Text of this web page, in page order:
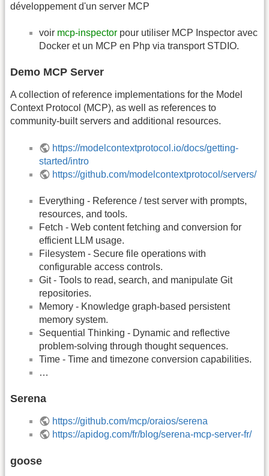
développement d'un server MCP
voir mcp-inspector pour utiliser MCP Inspector avec
Docker et un MCP en Php via transport STDIO.
Demo MCP Server
A collection of reference implementations for the Model
Context Protocol (MCP), as well as references to
community-built servers and additional resources.
https://modelcontextprotocol.io/docs/getting-
started/intro
https://github.com/modelcontextprotocol/servers/
Everything - Reference / test server with prompts,
resources, and tools.
Fetch - Web content fetching and conversion for
efficient LLM usage.
Filesystem - Secure file operations with
configurable access controls.
Git - Tools to read, search, and manipulate Git
repositories.
Memory - Knowledge graph-based persistent
memory system.
Sequential Thinking - Dynamic and reflective
problem-solving through thought sequences.
Time - Time and timezone conversion capabilities.
…
Serena
https://github.com/mcp/oraios/serena
https://apidog.com/fr/blog/serena-mcp-server-fr/
goose